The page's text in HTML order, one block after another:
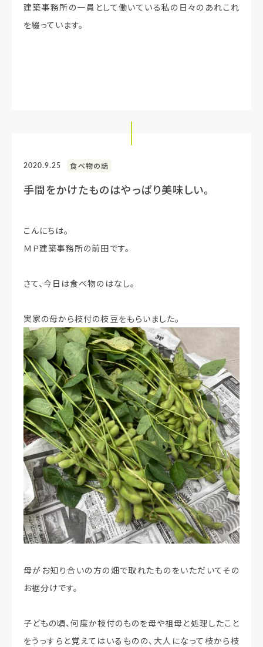
建築事務所の一員として働いている私の日々のあれこれ
を綴っています。
2020.9.25 食べ物の話
手間をかけたものはやっぱり美味しい。
こんにちは。
ＭＰ建築事務所の前田です。
さて、今日は食べ物のはなし。
実家の母から枝付の枝豆をもらいました。
母がお知り合いの方の畑で取れたものをいただいてその
お裾分けです。
子どもの頃、何度か枝付のものを母や祖母と処理したこと
をうっすらと覚えてはいるものの、大人になって枝から枝